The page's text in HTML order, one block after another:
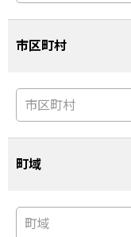
市区町村
町域